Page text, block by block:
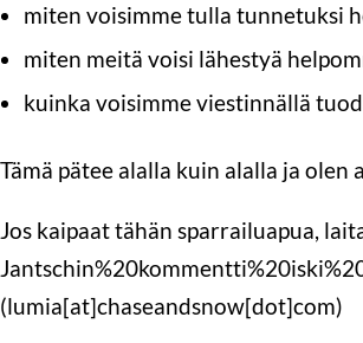
miten voisimme tulla tunnetuksi
miten meitä voisi lähestyä
kuinka voisimme viestinnällä
Tämä pätee alalla kuin alalla ja
Jos kaipaat tähän sparrailuapua,
(lumia[at]chaseandsnow[dot]com)